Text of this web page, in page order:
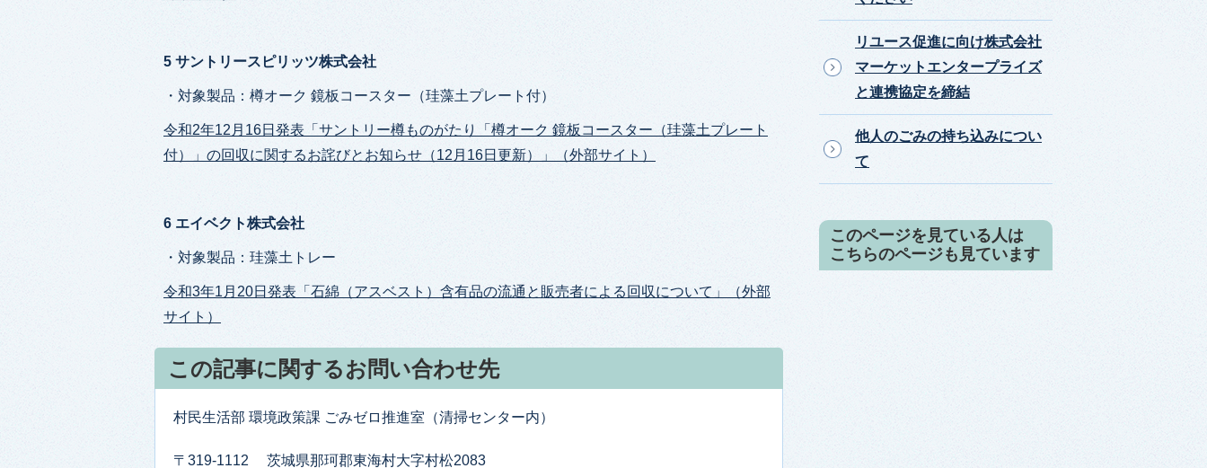
5 サントリースピリッツ株式会社
・対象製品：樽オーク 鏡板コースター（珪藻土プレート付）
令和2年12月16日発表「サントリー樽ものがたり「樽オーク 鏡板コースター（珪藻土プレート
付）」の回収に関するお詫びとお知らせ（12月16日更新）」（外部サイト）
6 エイベクト株式会社
・対象製品：珪藻土トレー
令和3年1月20日発表「石綿（アスベスト）含有品の流通と販売者による回収について」（外部
サイト）
この記事に関するお問い合わせ先
村民生活部 環境政策課 ごみゼロ推進室（清掃センター内）
〒319-1112 茨城県那珂郡東海村大字村松2083
リユース促進に向け株式会社
マーケットエンタープライズ
と連携協定を締結
他人のごみの持ち込みについ
て
このページを見ている人は
こちらのページも見ています